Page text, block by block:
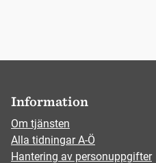
Information
Om tjänsten
Alla tidningar A-Ö
Hantering av personuppgifter